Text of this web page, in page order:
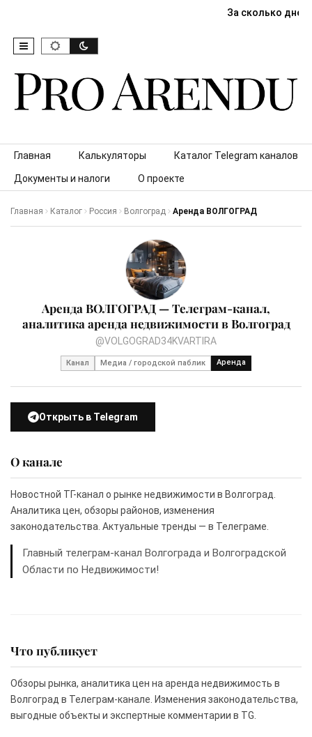
За сколько дней
Skip to content
Главная Калькуляторы Каталог Telegram каналов
Документы и налоги О проекте
Главная Каталог Россия Волгоград Аренда ВОЛГОГРАД
Аренда ВОЛГОГРАД — Телеграм-канал,
аналитика аренда недвижимости в Волгоград
@VOLGOGRAD34KVARTIRA
Канал Медиа / городской паблик Аренда
Открыть в Telegram
О канале
Новостной ТГ-канал о рынке недвижимости в Волгоград.
Аналитика цен, обзоры районов, изменения
законодательства. Актуальные тренды — в Телеграме.
Главный телеграм-канал Волгограда и Волгоградской
Области по Недвижимости!
Что публикует
Обзоры рынка, аналитика цен на аренда недвижимость в
Волгоград в Телеграм-канале. Изменения законодательства,
выгодные объекты и экспертные комментарии в TG.